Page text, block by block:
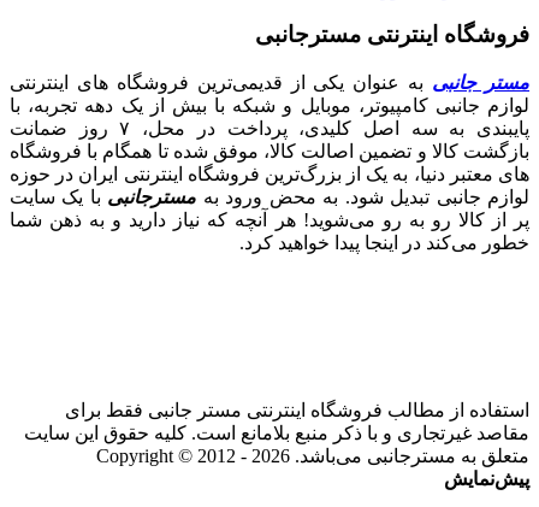
فروشگاه اینترنتی مسترجانبی
مستر جانبی به عنوان یکی از قدیمی‌ترین فروشگاه های اینترنتی
لوازم جانبی کامپیوتر، موبایل و شبکه با بیش از یک دهه تجربه، با
پایبندی به سه اصل کلیدی، پرداخت در محل، ۷ روز ضمانت
بازگشت کالا و تضمین اصالت کالا، موفق شده تا همگام با فروشگاه‌
های معتبر دنیا، به یک از بزرگ‌ترین فروشگاه اینترنتی ایران در حوزه
لوازم جانبی تبدیل شود. به محض ورود به مسترجانبی با یک سایت
پر از کالا رو به رو می‌شوید! هر آنچه که نیاز دارید و به ذهن شما
خطور می‌کند در اینجا پیدا خواهید کرد.
استفاده از مطالب فروشگاه اینترنتی مستر جانبی فقط برای
مقاصد غیرتجاری و با ذکر منبع بلامانع است. کلیه حقوق این سایت
متعلق به مسترجانبی می‌باشد. Copyright © 2012 - 2026
پیش‌نمایش